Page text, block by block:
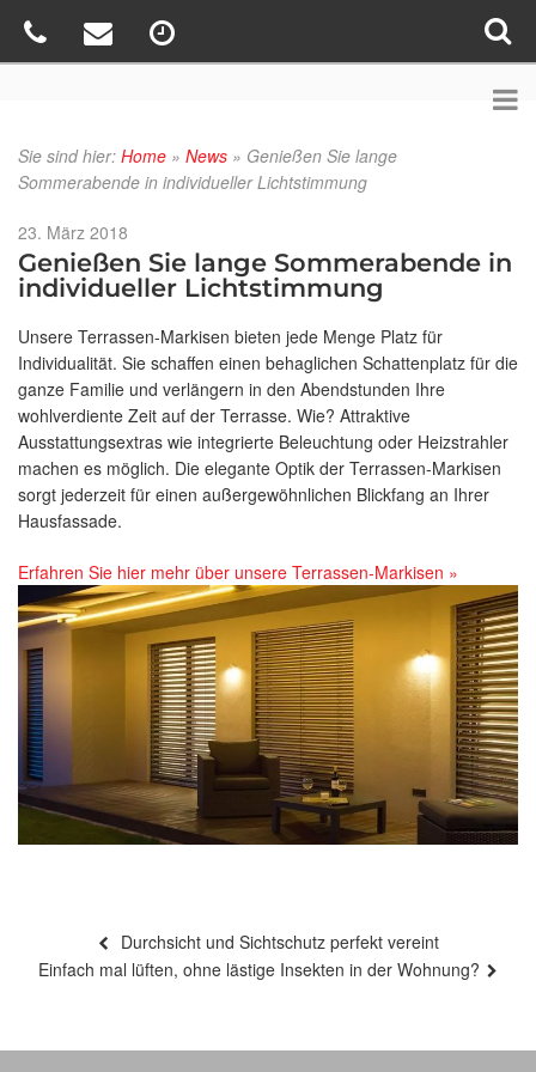
Sie sind hier: Home » News » Genießen Sie lange
Sommerabende in individueller Lichtstimmung
Veröffentlicht
am
23. März 2018
Genießen Sie lange Sommerabende in
individueller Lichtstimmung
Unsere Terrassen-Markisen bieten jede Menge Platz für
Individualität. Sie schaffen einen behaglichen Schattenplatz für die
ganze Familie und verlängern in den Abendstunden Ihre
wohlverdiente Zeit auf der Terrasse. Wie? Attraktive
Ausstattungsextras wie integrierte Beleuchtung oder Heizstrahler
machen es möglich. Die elegante Optik der Terrassen-Markisen
sorgt jederzeit für einen außergewöhnlichen Blickfang an Ihrer
Hausfassade.
Erfahren Sie hier mehr über unsere Terrassen-Markisen »
Vorheriger
Beitrag
Durchsicht und Sichtschutz perfekt vereint
Nächster
Einfach mal lüften, ohne lästige Insekten in der Wohnung?